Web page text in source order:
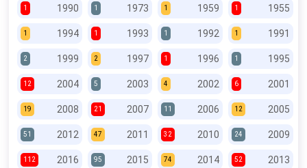
1955
1
1959
1
1973
1
1990
1
1991
1
1992
1
1993
1
1994
1
1995
1
1996
1
1997
2
1999
2
2001
6
2002
4
2003
5
2004
12
2005
12
2006
11
2007
21
2008
19
2009
24
2010
32
2011
47
2012
51
2013
52
2014
74
2015
95
2016
112